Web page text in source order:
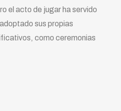
el acto de jugar ha servido
sus propias
como ceremonias